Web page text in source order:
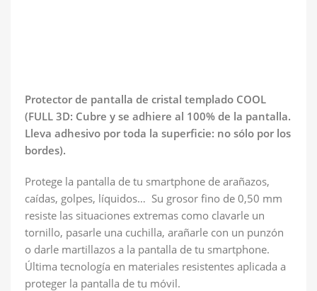
Protector de pantalla de cristal templado COOL
(FULL 3D: Cubre y se adhiere al 100% de la pantalla.
Lleva adhesivo por toda la superficie: no sólo por los
bordes).
Protege la pantalla de tu smartphone de arañazos,
caídas, golpes, líquidos… Su grosor fino de 0,50 mm
resiste las situaciones extremas como clavarle un
tornillo, pasarle una cuchilla, arañarle con un punzón
o darle martillazos a la pantalla de tu smartphone.
Última tecnología en materiales resistentes aplicada a
proteger la pantalla de tu móvil.